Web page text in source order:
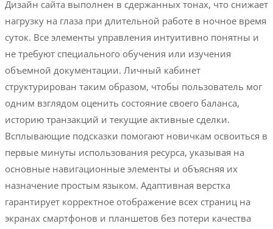
Дизайн сайта выполнен в сдержанных тонах, что снижает
нагрузку на глаза при длительной работе в ночное время
суток. Все элементы управления интуитивно понятны и
не требуют специального обучения или изучения
объемной документации. Личный кабинет
структурирован таким образом, чтобы пользователь мог
одним взглядом оценить состояние своего баланса,
историю транзакций и текущие активные сделки.
Всплывающие подсказки помогают новичкам освоиться в
первые минуты использования ресурса, указывая на
основные навигационные элементы и объясняя их
назначение простым языком. Адаптивная верстка
гарантирует корректное отображение всех страниц на
экранах смартфонов и планшетов без потери качества